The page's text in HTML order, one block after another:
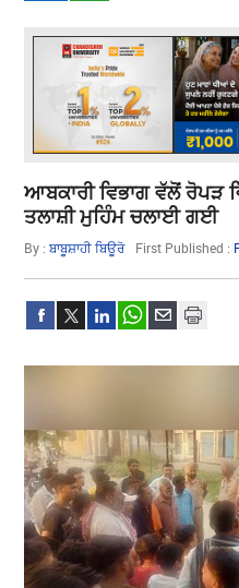
ਆਬਕਾਰੀ ਵਿਭਾਗ ਵੱਲੋਂ ਰੋਪੜ
ਤਲਾਸ਼ੀ ਮੁਹਿੰਮ ਚਲਾਈ ਗਈ
By :ਬਾਬੂਸ਼ਾਹੀ ਬਿਊਰੋ First Published :